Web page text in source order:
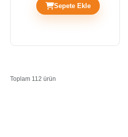
Sepete Ekle
Toplam 112 ürün